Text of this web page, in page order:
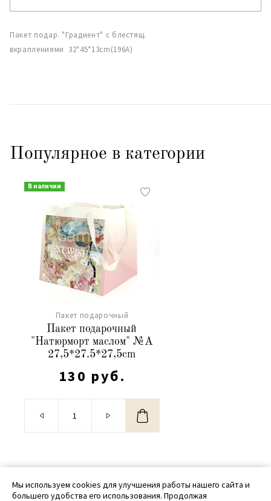
Пакет подар. "Градиент" с блестящ.
вкраплениями 32*45*13cm(196А)
Популярное в категории
В наличии
Пакет подарочный
Пакет подарочный
"Натюрморт маслом" №А
27,5*27.5*27,5cm
130 руб.
© 2020 - 2026 SamPack
Мы используем cookies для улучшения работы нашего сайта и
большего удобства его использования. Продолжая